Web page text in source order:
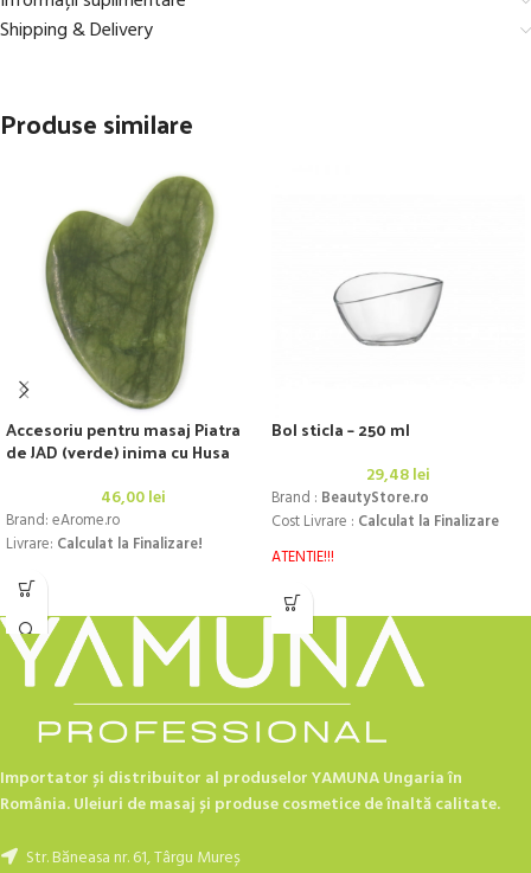
Shipping & Delivery
Produse similare
Accesoriu pentru masaj Piatra
de JAD (verde) inima cu Husa
46,00lei
Brand: eArome.ro
Livrare: Calculat la Finalizare!
Bol sticla – 250 ml
29,48lei
Brand : BeautyStore.ro
Cost Livrare : Calculat la Finalizare
ATENTIE!!!
- a nu se lasa la indemana copiilor
- produs casant.
Importator și distribuitor al produselor YAMUNA Ungaria în
România. Uleiuri de masaj și produse cosmetice de înaltă calitate.
Str. Băneasa nr. 61, Târgu Mureș